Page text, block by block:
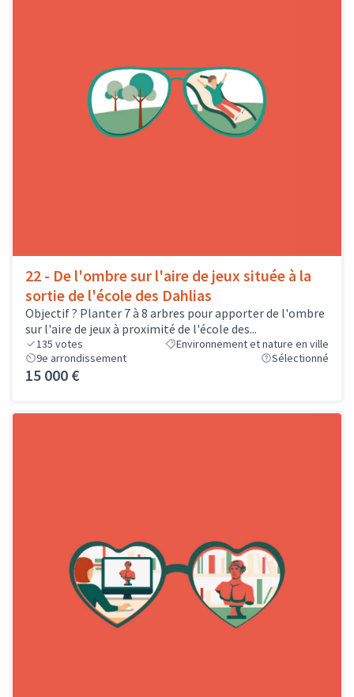
22 - De l'ombre sur l'aire de jeux située à la
sortie de l'école des Dahlias
Objectif ? Planter 7 à 8 arbres pour apporter de l'ombre
sur l'aire de jeux à proximité de l'école des...
135 votes
Environnement et nature en ville
9e arrondissement
Sélectionné
15 000 €